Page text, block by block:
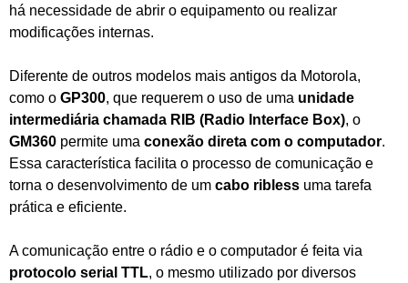
há necessidade de abrir o equipamento ou realizar
modificações internas.
Diferente de outros modelos mais antigos da Motorola,
como o GP300, que requerem o uso de uma unidade
intermediária chamada RIB (Radio Interface Box), o
GM360 permite uma conexão direta com o computador.
Essa característica facilita o processo de comunicação e
torna o desenvolvimento de um cabo ribless uma tarefa
prática e eficiente.
A comunicação entre o rádio e o computador é feita via
protocolo serial TTL, o mesmo utilizado por diversos